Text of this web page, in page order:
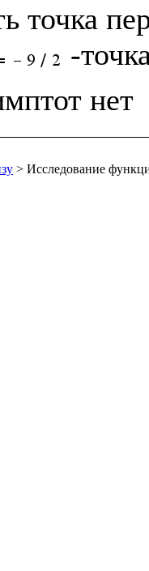
точка
-
> Исследование